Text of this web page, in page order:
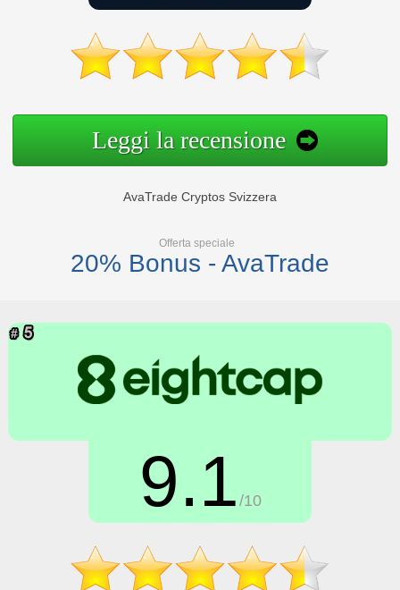
Leggi la recensione
AvaTrade Cryptos Svizzera
Offerta speciale
20% Bonus - AvaTrade
9.1 /10